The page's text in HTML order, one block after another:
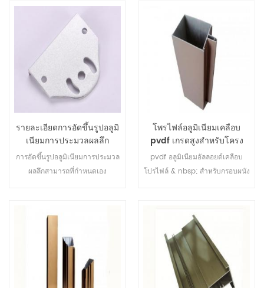
รายละเอียดการอัดขึ้นรูปอลูมิ
เนียมการประมวลผลลึก
anodized ที่กำหนดเอง
การอัดขึ้นรูปอลูมิเนียมการประมวล
ผลลึกสามารถที่กำหนดเอง
โพรไฟล์อลูมิเนียมเคลือบ
pvdf เกรดสูงสำหรับโครง
ผนัง
pvdf อลูมิเนียมอัลลอยด์เคลือบ
โปรไฟล์ & nbsp; สำหรับกรอบผนัง